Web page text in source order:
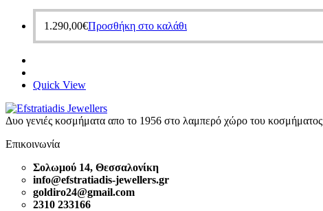
1.290,00€Προσθήκη στο καλάθι
Quick View
Δυο γενιές κοσμήματα απο το 1956 στο λαμπερό χώρο του κοσμήματος
Επικοινωνία
Σολωμού 14, Θεσσαλονίκη
info@efstratiadis-jewellers.gr
goldiro24@gmail.com
2310 233166